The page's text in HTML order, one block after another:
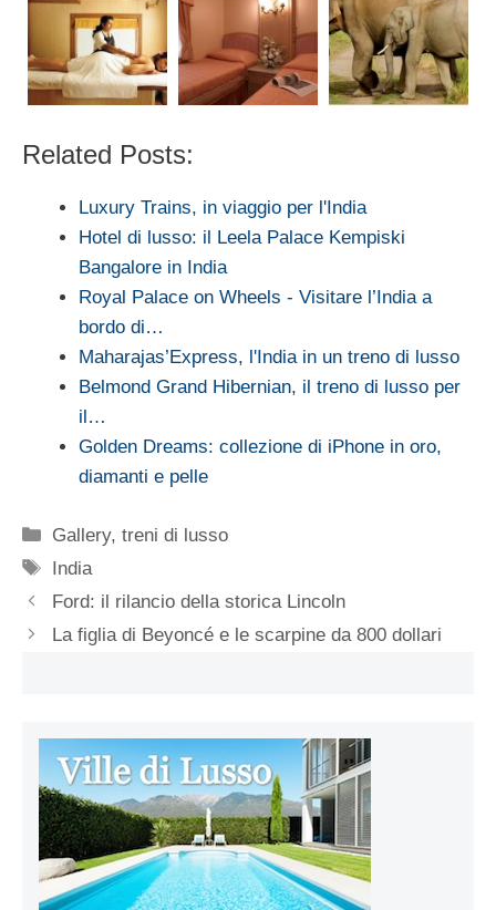
Related Posts:
Luxury Trains, in viaggio per l'India
Hotel di lusso: il Leela Palace Kempiski
Bangalore in India
Royal Palace on Wheels - Visitare l’India a
bordo di…
Maharajas’Express, l'India in un treno di lusso
Belmond Grand Hibernian, il treno di lusso per
il…
Golden Dreams: collezione di iPhone in oro,
diamanti e pelle
Categorie
Gallery,treni di lusso
Tag
India
Ford: il rilancio della storica Lincoln
La figlia di Beyoncé e le scarpine da 800 dollari